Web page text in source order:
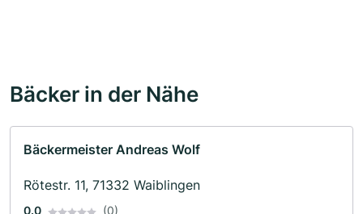
Bäcker in der Nähe
Bäckermeister Andreas Wolf
Rötestr. 11, 71332 Waiblingen
0.0 (0)